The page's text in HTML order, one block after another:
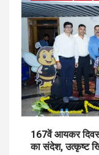
167वें आयकर दिवस
का संदेश, उत्कृष्ट